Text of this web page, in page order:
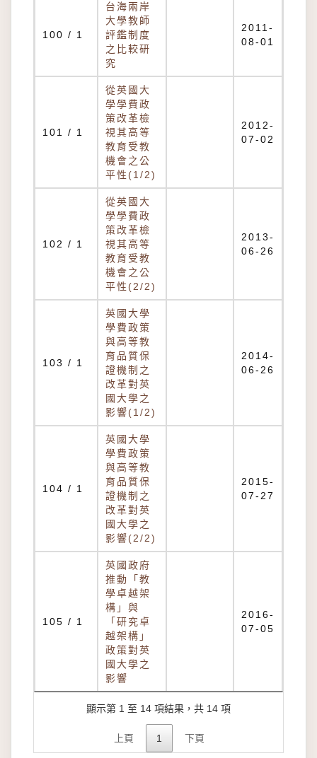
100 / 1
台海兩岸
大學教師
評鑑制度
之比較研
究
2011-
08-01
101 / 1
從英國大
學學費政
策改革檢
視其高等
教育受教
機會之公
平性(1/2)
2012-
07-02
102 / 1
從英國大
學學費政
策改革檢
視其高等
教育受教
機會之公
平性(2/2)
2013-
06-26
103 / 1
英國大學
學費政策
與高等教
育品質保
證機制之
改革對英
國大學之
影響(1/2)
2014-
06-26
104 / 1
英國大學
學費政策
與高等教
育品質保
證機制之
改革對英
國大學之
影響(2/2)
2015-
07-27
105 / 1
英國政府
推動「教
學卓越架
構」與
「研究卓
越架構」
政策對英
國大學之
影響
2016-
07-05
顯示第 1 至 14 項結果，共 14 項
上頁 1 下頁